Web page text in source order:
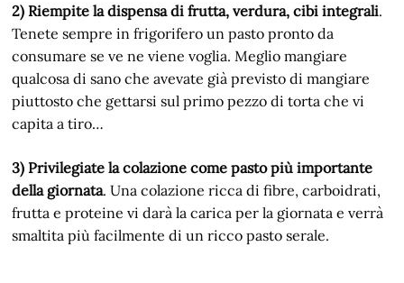
2) Riempite la dispensa di frutta, verdura, cibi integrali.
Tenete sempre in frigorifero un pasto pronto da
consumare se ve ne viene voglia. Meglio mangiare
qualcosa di sano che avevate già previsto di mangiare
piuttosto che gettarsi sul primo pezzo di torta che vi
capita a tiro…
3) Privilegiate la colazione come pasto più importante
della giornata. Una colazione ricca di fibre, carboidrati,
frutta e proteine vi darà la carica per la giornata e verrà
smaltita più facilmente di un ricco pasto serale.